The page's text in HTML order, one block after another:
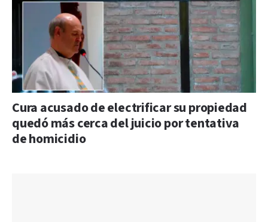
Cura acusado de electrificar su propiedad
quedó más cerca del juicio por tentativa
de homicidio